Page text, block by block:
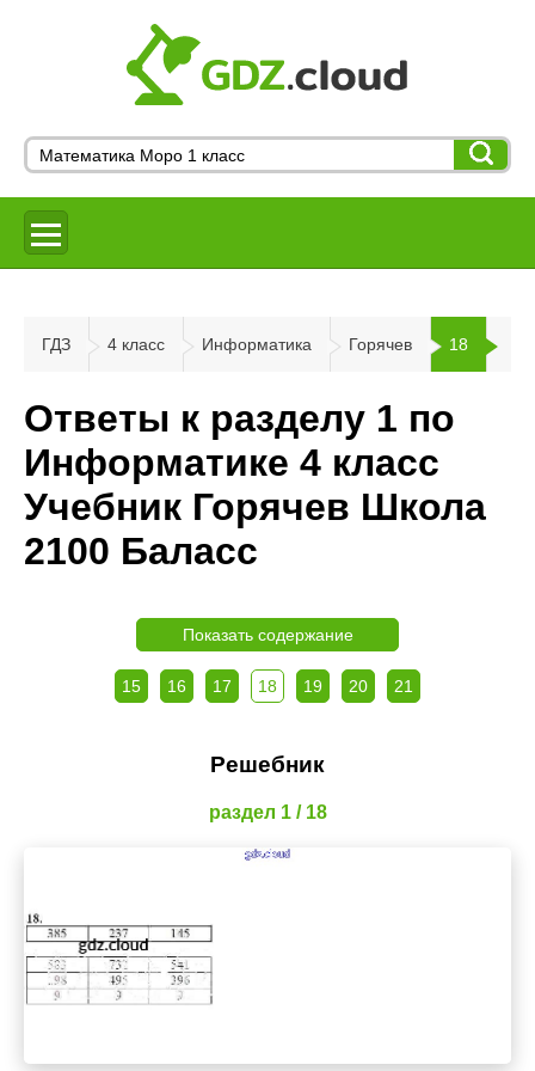
ГДЗ 4 класс Информатика Горячев 18
Ответы к разделу 1 по
Информатике 4 класс
Учебник Горячев Школа
2100 Баласс
Показать содержание
15 16 17 18 19 20 21
Решебник
раздел 1 / 18